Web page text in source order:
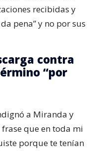
recibidas y
pena” y no por sus
contra
“por
a Miranda y
frase que en toda mi
porque te tenían